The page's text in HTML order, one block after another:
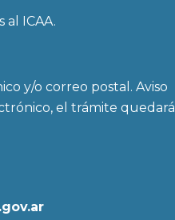
ICAA.
y/o correo postal. Aviso
el trámite quedará